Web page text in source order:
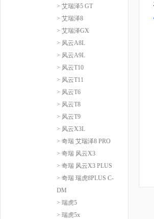
> 艾瑞泽5 GT
> 艾瑞泽8
> 艾瑞泽GX
> 风云A8L
> 风云A9L
> 风云T10
> 风云T11
> 风云T6
> 风云T8
> 风云T9
> 风云X3L
> 奇瑞 艾瑞泽8 PRO
> 奇瑞 风云X3
> 奇瑞 风云X3 PLUS
> 奇瑞 瑞虎8PLUS C-
DM
> 瑞虎5
> 瑞虎5x